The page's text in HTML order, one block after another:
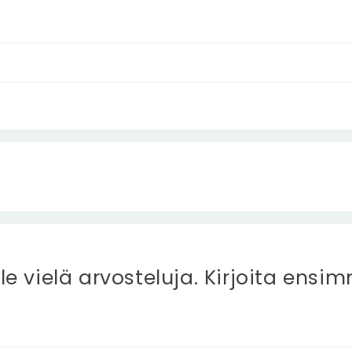
vielä arvosteluja. Kirjoita